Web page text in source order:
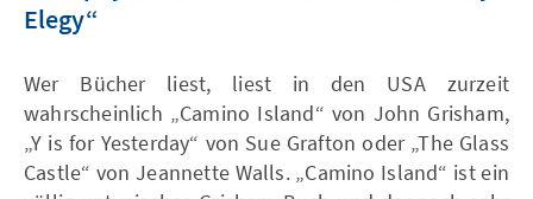
Elegy“
Wer Bücher liest, liest in den USA zurzeit
wahrscheinlich „Camino Island“ von John Grisham,
„Y is for Yesterday“ von Sue Grafton oder „The Glass
Castle“ von Jeannette Walls. „Camino Island“ ist ein